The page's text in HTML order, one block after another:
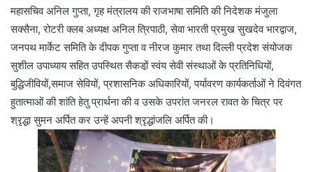
महासचिव अनिल गुप्ता, गृह मंत्रालय की राजभाषा समिति की निदेशक मंजुला
सक्सैना, रोटरी क्लब अध्यक्ष अनिल त्रिपाठी, सेवा भारती प्रमुख सुखदेव भारद्वाज,
जनपथ मार्केट समिति के दीपक गुप्ता व नीरज कुमार तथा दिल्ली प्रदेश संयोजक
सुशील उपाध्याय सहित उपस्थित सैकडो़ं स्वंय सेवी संस्थाओं के प्रतिनिधियों,
बुद्धिजीवियों,समाज सेवियों, प्रशासनिक अधिकारियों, पर्यावरण कार्यकर्ताओं ने दिवंगत
हुतात्माओं की शांति हेतु प्रार्थना की व उसके उपरांत जनरल रावत के चित्र पर
श्रृद्धा सुमन अर्पित कर उन्हें अपनी श्रृद्धांजलि अर्पित की।